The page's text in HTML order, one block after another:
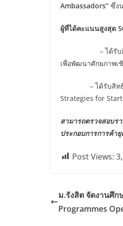
Ambassadors” ซึ่ง
ผู้ที่ได้คะแนนสูงสุด
– ได้รับสิทธิ์เข้า
เพื่อพัฒนาศักยภาพเ
– ได้รับสิทธิ์เข้า
Strategies for
สามารถตรวจสอบร
ประกอบการการค้า
Post Views:
ม.รังสิต จัดงานศึก
Programmes